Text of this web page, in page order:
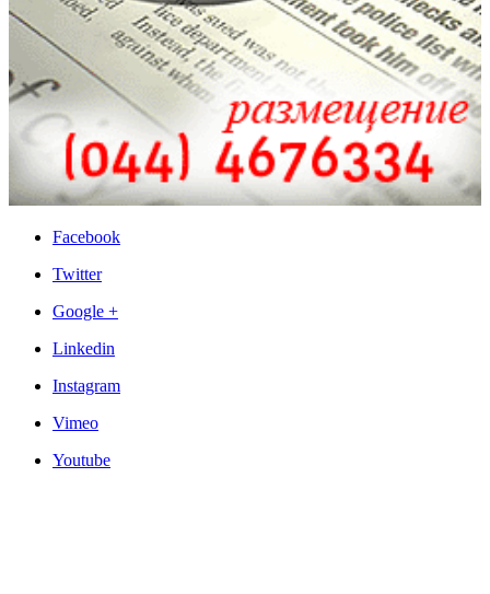
Facebook
Twitter
Google +
Linkedin
Instagram
Vimeo
Youtube